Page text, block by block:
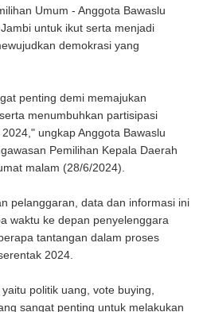
Umum - Anggota Bawaslu
untuk ikut serta menjadi
demokrasi yang
penting demi memajukan
menumbuhkan partisipasi
ungkap Anggota Bawaslu
Pemilihan Kepala Daerah
malam (28/6/2024).
pelanggaran, data dan informasi ini
waktu ke depan penyelenggara
tantangan dalam proses
2024.
politik uang, vote buying,
sangat penting untuk melakukan